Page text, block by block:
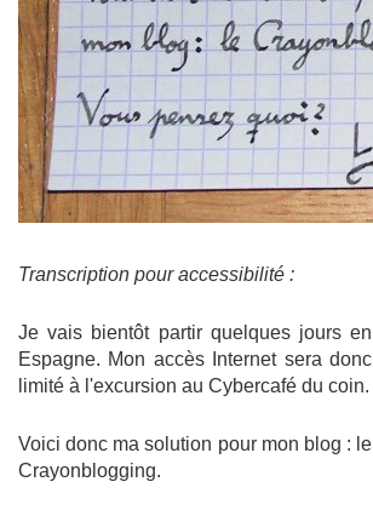
Transcription pour accessibilité :
Je vais bientôt partir quelques jours en
Espagne. Mon accès Internet sera donc
limité à l'excursion au Cybercafé du coin.
Voici donc ma solution pour mon blog : le
Crayonblogging.